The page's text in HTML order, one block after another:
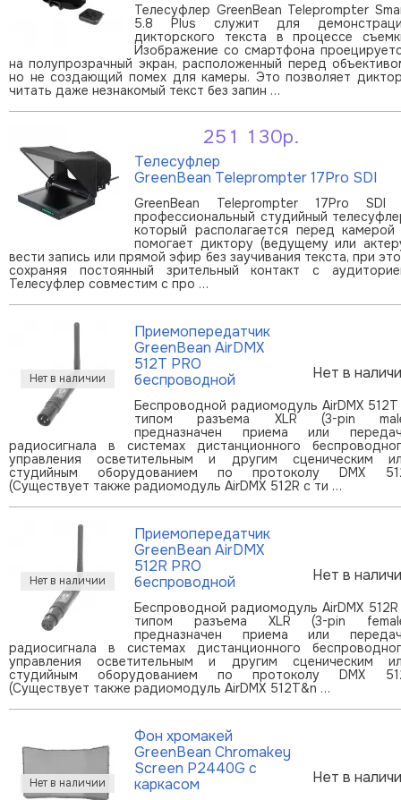
Телесуфлер GreenBean Teleprompter
5.8 Plus служит для
дикторского текста в процессе
Изображение со смартфона
на полупрозрачный экран, расположенный перед
но не создающий помех для камеры. Это позволяет
читать даже незнакомый текст без запин …
251 130р.
Телесуфлер
GreenBean Teleprompter 17Pro SDI
GreenBean Teleprompter 17Pro SDI
профессиональный студийный
который располагается перед камерой
помогает диктору (ведущему или
вести запись или прямой эфир без заучивания текста, при
сохраняя постоянный зрительный контакт с
Телесуфлер совместим с про …
Нет в
Приемопередатчик
GreenBean AirDMX
512T PRO
беспроводной
Беспроводной радиомодуль AirDMX
типом разъема XLR (3-pin
предназначен приема или
радиосигнала в системах дистанционного
управления осветительным и другим сценическим
студийным оборудованием по протоколу DMX
(Существует также радиомодуль AirDMX 512R с ти …
Нет в
Приемопередатчик
GreenBean AirDMX
512R PRO
беспроводной
Беспроводной радиомодуль AirDMX
типом разъема XLR (3-pin
предназначен приема или
радиосигнала в системах дистанционного
управления осветительным и другим сценическим
студийным оборудованием по протоколу DMX
(Существует также радиомодуль AirDMX 512T&n …
Нет в
Фон хромакей
GreenBean Chromakey
Screen P2440G с
каркасом